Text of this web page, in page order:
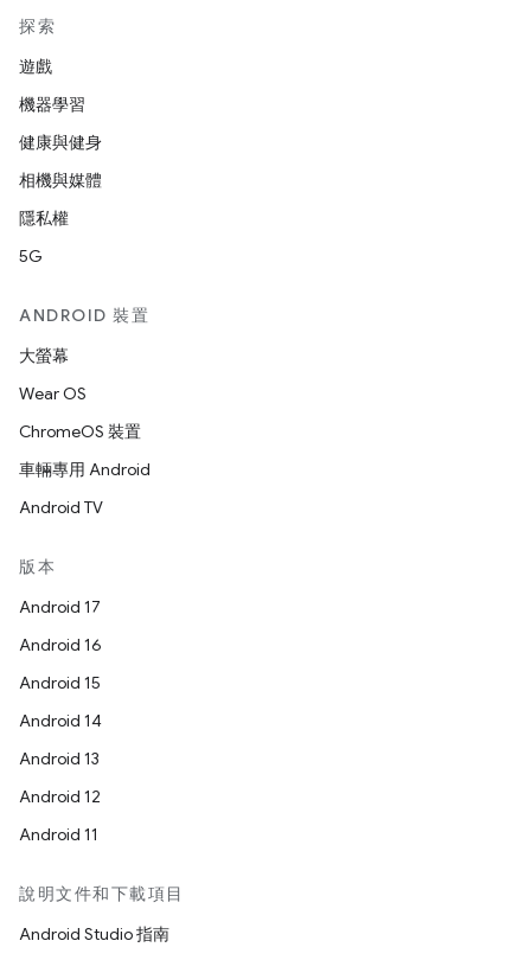
探索
遊戲
機器學習
健康與健身
相機與媒體
隱私權
5G
ANDROID 裝置
大螢幕
Wear OS
ChromeOS 裝置
車輛專用 Android
Android TV
版本
Android 17
Android 16
Android 15
Android 14
Android 13
Android 12
Android 11
說明文件和下載項目
Android Studio 指南